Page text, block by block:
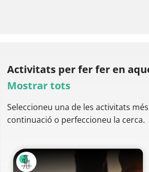
Activitats per ferfer en
Mostrar tots
Seleccioneu una de les activitats
continuació o perfeccioneu la cerca.